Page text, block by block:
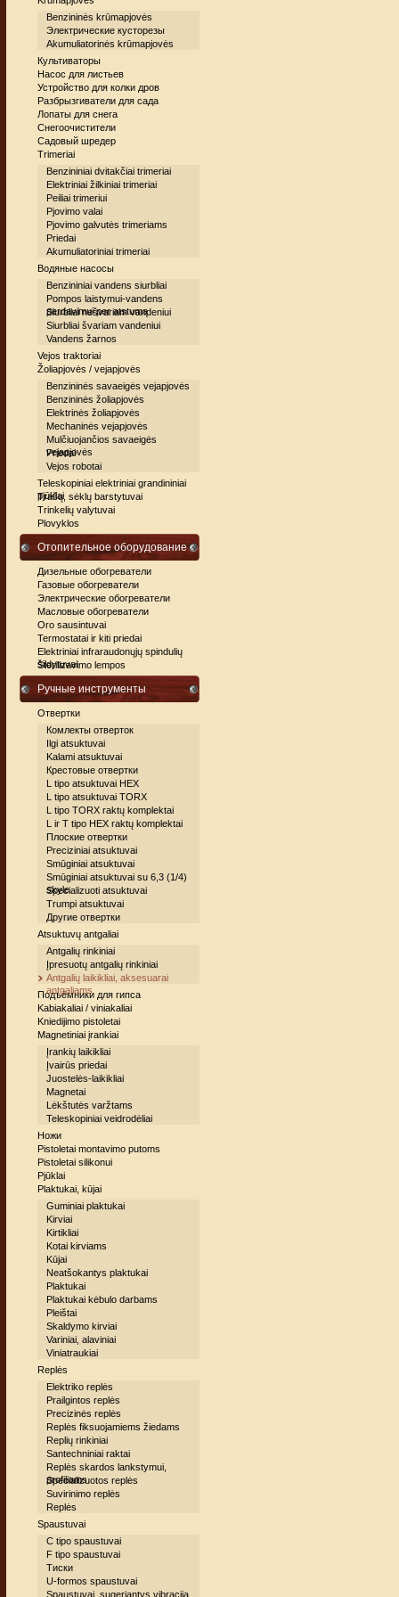
Benzininės krūmapjovės
Электрические кусторезы
Akumuliatorinės krūmapjovės
Культиваторы
Насос для листьев
Устройство для колки дров
Разбрызгиватели для сада
Лопаты для снега
Снегоочистители
Cадовый шредер
Trimeriai
Benzininiai dvitakčiai trimeriai
Elektriniai žilkiniai trimeriai
Peiliai trimeriui
Pjovimo valai
Pjovimo galvutės trimeriams
Priedai
Akumuliatoriniai trimeriai
Водяные насосы
Benzininiai vandens siurbliai
Pompos laistymui-vandens
perdavimui per atstumą
Siurbliai nešvariam vandeniui
Siurbliai švariam vandeniui
Vandens žarnos
Vejos traktoriai
Žoliapjovės / vejapjovės
Benzininės savaeigės vejapjovės
Benzininės žoliapjovės
Elektrinės žoliapjovės
Mechaninės vejapjovės
Mulčiuojančios savaeigės
vejapjovės
Priedai
Vejos robotai
Teleskopiniai elektriniai grandininiai
pjūklai
Trašų, sėklų barstytuvai
Trinkelių valytuvai
Plovyklos
Отопительное оборудование
Дизельные обогреватели
Газовые обогреватели
Электрические обогреватели
Масловые обогреватели
Oro sausintuvai
Termostatai ir kiti priedai
Elektriniai infraraudonųjų spindulių
šildytuvai
Sterilizavimo lempos
Ручные инструменты
Отвертки
Комлекты отверток
Ilgi atsuktuvai
Kalami atsuktuvai
Крестовые отвертки
L tipo atsuktuvai HEX
L tipo atsuktuvai TORX
L tipo TORX raktų komplektai
L ir T tipo HEX raktų komplektai
Плоские отвертки
Preciziniai atsuktuvai
Smūginiai atsuktuvai
Smūginiai atsuktuvai su 6,3 (1/4)
skyle
Specializuoti atsuktuvai
Trumpi atsuktuvai
Другие отвертки
Atsuktuvų antgaliai
Antgalių rinkiniai
Įpresuotų antgalių rinkiniai
Antgalių laikikliai, aksesuarai
antgaliams
Подъёмники для гипса
Kabiakaliai / viniakaliai
Kniedijimo pistoletai
Magnetiniai įrankiai
Įrankių laikikliai
Įvairūs priedai
Juostelės-laikikliai
Magnetai
Lėkštutės varžtams
Teleskopiniai veidrodėliai
Ножи
Pistoletai montavimo putoms
Pistoletai silikonui
Pjūklai
Plaktukai, kūjai
Guminiai plaktukai
Kirviai
Kirtikliai
Kotai kirviams
Kūjai
Neatšokantys plaktukai
Plaktukai
Plaktukai kėbulo darbams
Pleištai
Skaldymo kirviai
Variniai, alaviniai
Viniatraukiai
Replės
Elektriko replės
Prailgintos replės
Precizinės replės
Replės fiksuojamiems žiedams
Replių rinkiniai
Santechniniai raktai
Replės skardos lankstymui,
profiliams
Specializuotos replės
Suvirinimo replės
Replės
Spaustuvai
C tipo spaustuvai
F tipo spaustuvai
Тиски
U-formos spaustuvai
Spaustuvai, sugeriantys vibraciją